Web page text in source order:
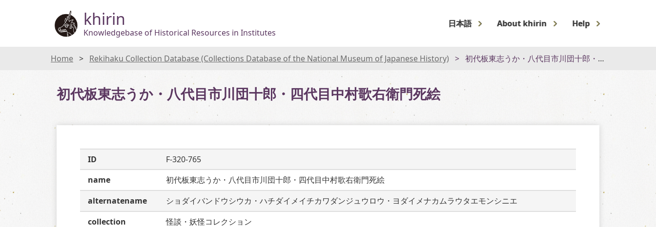
khirin
Knowledgebase of Historical Resources in Institutes
日本語 About khirin Help
Home Rekihaku Collection Database (Collections Database of the National Museum of Japanese History) 初代板東志うか・八代目市川団十郎・四代目中村歌右衛門死絵
初代板東志うか・八代目市川団十郎・四代目中村歌右衛門死絵
ID
F-320-765
name
初代板東志うか・八代目市川団十郎・四代目中村歌右衛門死絵
alternatename
ショダイバンドウシウカ・ハチダイメイチカワダンジュウロウ・ヨダイメナカムラウタエモンシニエ
collection
怪談・妖怪コレクション